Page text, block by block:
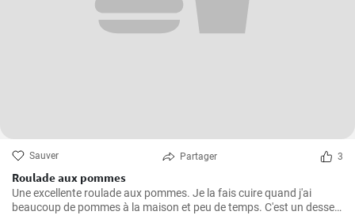
Sauver Partager 3
Roulade aux pommes
Une excellente roulade aux pommes. Je la fais cuire quand j'ai
beaucoup de pommes à la maison et peu de temps. C'est un dessert